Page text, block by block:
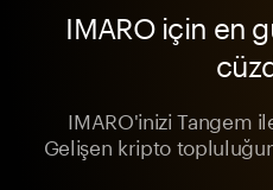
IMARO için en
IMARO'inizi Tangem
Gelişen kripto